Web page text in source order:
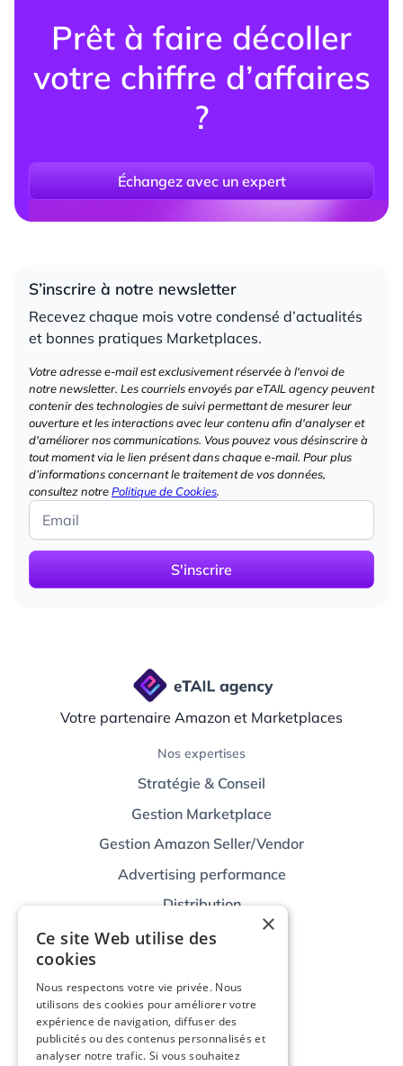
Prêt à faire décoller
votre chiffre d’affaires
?
Échangez avec un expert
S’inscrire à notre newsletter
Recevez chaque mois votre condensé d’actualités
et bonnes pratiques Marketplaces.
Votre adresse e-mail est exclusivement réservée à l'envoi de
notre newsletter. Les courriels envoyés par eTAIL agency peuvent
contenir des technologies de suivi permettant de mesurer leur
ouverture et les interactions avec leur contenu afin d'analyser et
d'améliorer nos communications. Vous pouvez vous désinscrire à
tout moment via le lien présent dans chaque e-mail. Pour plus
d’informations concernant le traitement de vos données,
consultez notrePolitique de Cookies.
Votre partenaire Amazon et Marketplaces
Nos expertises
Stratégie & Conseil
Gestion Marketplace
Gestion Amazon Seller/Vendor
Advertising performance
Distribution
Technologies
Agrégateurs de flux
Amazon Ads
Partenaires
×
Ce site Web utilise des
cookies
Nous respectons votre vie privée. Nous
utilisons des cookies pour améliorer votre
expérience de navigation, diffuser des
publicités ou des contenus personnalisés et
analyser notre trafic. Si vous souhaitez